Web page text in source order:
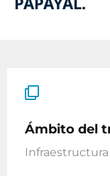
Ámbito del